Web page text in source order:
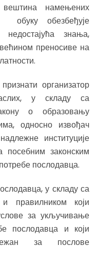
намењених
обуку обезбеђује
недостајућа знања,
преносиве на
организатор
у складу са
о образовању
односно извођач
институције
посебним законским
послодавца.
у складу са
правилником који
за укључивање
послодавца и који
за послове